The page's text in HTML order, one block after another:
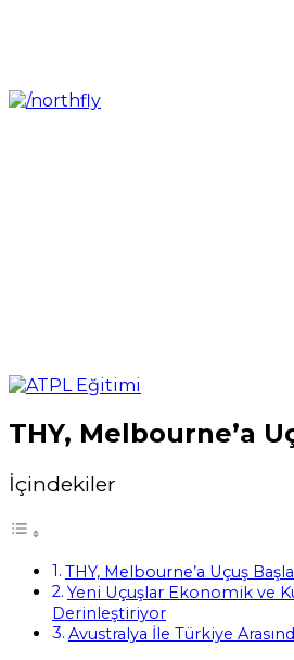
THY, Melbourne’a
İçindekiler
THY, Melbourne’a Uçuş
Yeni Uçuşlar Ekonomik ve
Derinleştiriyor
Avustralya İle Türkiye